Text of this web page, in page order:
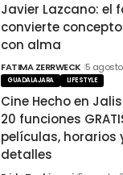
Javier Lazcano: el
convierte
con alma
FATIMA ZERRWECK 5
GUADALAJARA LIFESTYLE
Cine Hecho en
20 funciones
películas, horarios
detalles